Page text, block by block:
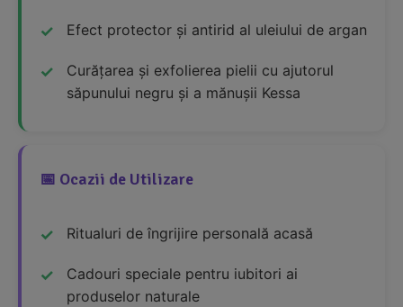
Efect protector și antirid al uleiului de argan
Curățarea și exfolierea pielii cu ajutorul
săpunului negru și a mănușii Kessa
📅 Ocazii de Utilizare
Ritualuri de îngrijire personală acasă
Cadouri speciale pentru iubitori ai
produselor naturale